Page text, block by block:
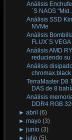
Análisis
´S NAOS
Análisis SSD
NVMe
Análisis
FLUX´S VEGA
Análisis AMD
reduciendo su
Análisis
chromax.black
TerraMaster D8
DAS de 8
Análisis
DDR4 RGB
►abril (6)
►mayo (3)
►junio (3)
►julio (5)